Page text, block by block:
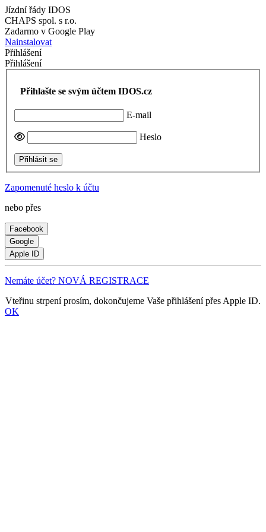
Jízdní řády IDOS
CHAPS spol. s r.o.
Zadarmo v Google Play
Nainstalovat
Přihlášení
Přihlášení
Přihlašte se svým účtem IDOS.cz
E-mail
Heslo
Přihlásit se
Zapomenuté heslo k účtu
nebo přes
Facebook
Google
Apple ID
Nemáte účet? NOVÁ REGISTRACE
Vteřinu strpení prosím, dokončujeme Vaše přihlášení přes Apple ID.
OK